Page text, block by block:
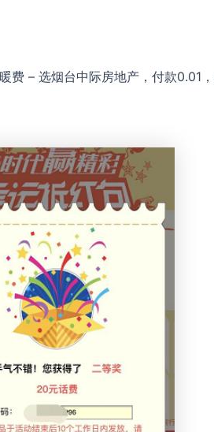
– 选烟台中际房地产，付款0.01，